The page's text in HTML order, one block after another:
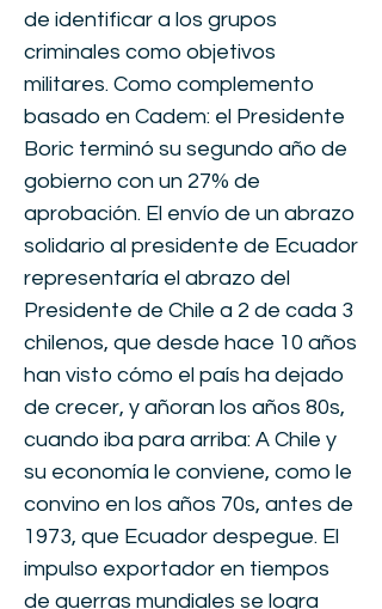
de identificar a los grupos
criminales como objetivos
militares. Como complemento
basado en Cadem: el Presidente
Boric terminó su segundo año de
gobierno con un 27% de
aprobación. El envío de un abrazo
solidario al presidente de Ecuador
representaría el abrazo del
Presidente de Chile a 2 de cada 3
chilenos, que desde hace 10 años
han visto cómo el país ha dejado
de crecer, y añoran los años 80s,
cuando iba para arriba: A Chile y
su economía le conviene, como le
convino en los años 70s, antes de
1973, que Ecuador despegue. El
impulso exportador en tiempos
de guerras mundiales se logra